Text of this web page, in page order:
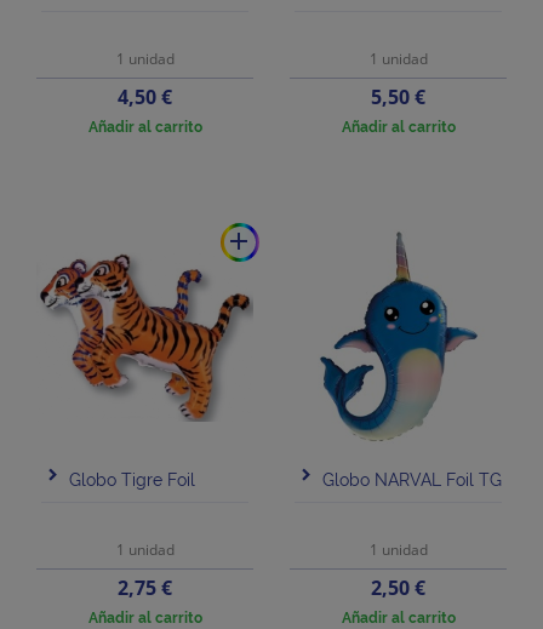
1 unidad
Precio
4,50 €
Añadir al carrito
1 unidad
Precio
5,50 €
Añadir al carrito
add
Globo Tigre Foil
1 unidad
Precio
2,75 €
Añadir al carrito
Globo NARVAL Foil TG
1 unidad
Precio
2,50 €
Añadir al carrito